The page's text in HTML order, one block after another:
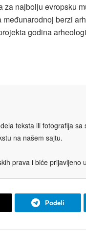
najbolju evropsku
berzi
godina
teksta ili fotografija sa
na našem sajtu.
prava i biće prijavljeno
Podeli